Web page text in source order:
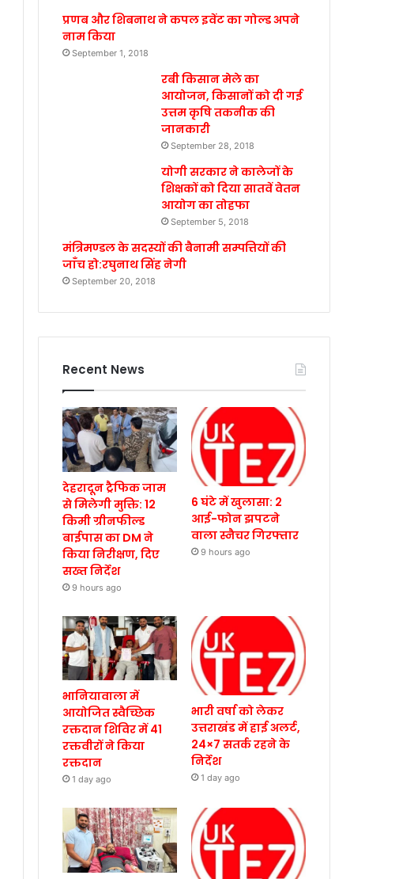
प्रणब और शिबनाथ ने कपल इवेंट का गोल्ड अपने
नाम किया
September 1, 2018
रबी किसान मेले का
आयोजन, किसानों को दी गई
उत्तम कृषि तकनीक की
जानकारी
September 28, 2018
योगी सरकार ने कालेजों के
शिक्षकों को दिया सातवें वेतन
आयोग का तोहफा
September 5, 2018
मंत्रिमण्डल के सदस्यों की बैनामी सम्पत्तियों की
जाँच हो:रघुनाथ सिंह नेगी
September 20, 2018
Recent News
देहरादून ट्रैफिक जाम
से मिलेगी मुक्ति: 12
किमी ग्रीनफील्ड
बाईपास का DM ने
किया निरीक्षण, दिए
सख्त निर्देश
9 hours ago
6 घंटे में खुलासा: 2
आई-फोन झपटने
वाला स्नैचर गिरफ्तार
9 hours ago
भानियावाला में
आयोजित स्वैच्छिक
रक्तदान शिविर में 41
रक्तवीरों ने किया
रक्तदान
1 day ago
भारी वर्षा को लेकर
उत्तराखंड में हाई अलर्ट,
24×7 सतर्क रहने के
निर्देश
1 day ago